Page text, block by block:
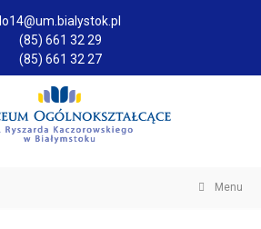
lo14@um.bialystok.pl
(85) 661 32 29
(85) 661 32 27
Menu